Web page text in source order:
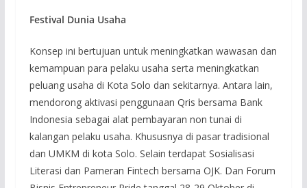
Festival Dunia Usaha
Konsep ini bertujuan untuk meningkatkan wawasan dan
kemampuan para pelaku usaha serta meningkatkan
peluang usaha di Kota Solo dan sekitarnya. Antara lain,
mendorong aktivasi penggunaan Qris bersama Bank
Indonesia sebagai alat pembayaran non tunai di
kalangan pelaku usaha. Khususnya di pasar tradisional
dan UMKM di kota Solo. Selain terdapat Sosialisasi
Literasi dan Pameran Fintech bersama OJK. Dan Forum